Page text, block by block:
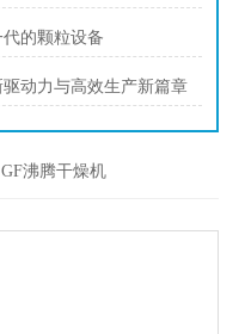
的颗粒设备
动力与高效生产新篇章
GF沸腾干燥机